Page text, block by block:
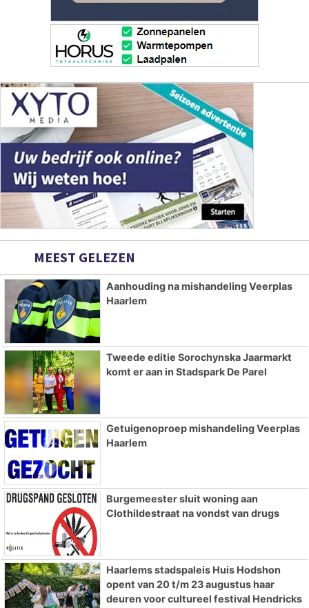
MEEST GELEZEN
Aanhouding na mishandeling Veerplas
Haarlem
Tweede editie Sorochynska Jaarmarkt
komt er aan in Stadspark De Parel
Getuigenoproep mishandeling Veerplas
Haarlem
Burgemeester sluit woning aan
Clothildestraat na vondst van drugs
Haarlems stadspaleis Huis Hodshon
opent van 20 t/m 23 augustus haar
deuren voor cultureel festival Hendricks